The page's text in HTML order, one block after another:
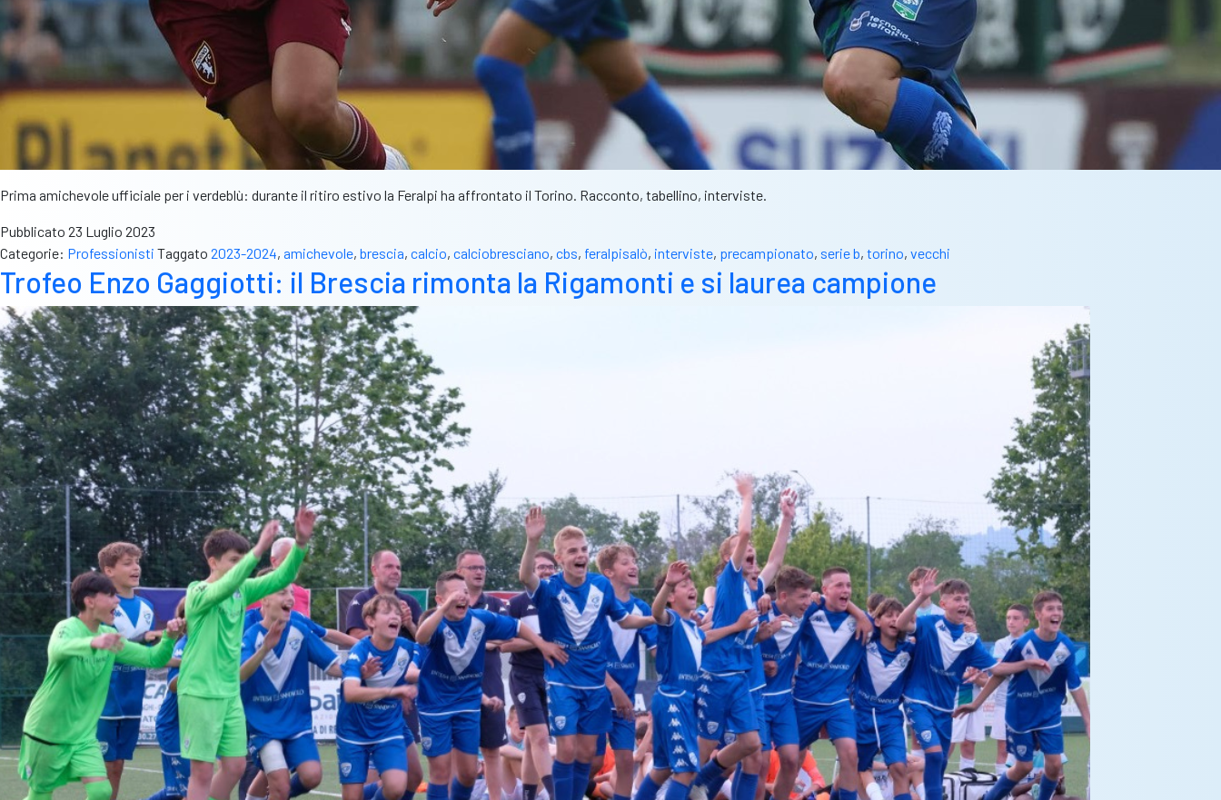
Prima amichevole ufficiale per i verdeblù: durante il ritiro estivo la Feralpi ha affrontato il Torino. Racconto, tabellino, interviste.
Pubblicato 23 Luglio 2023
Categorie: Professionisti Taggato 2023-2024, amichevole, brescia, calcio, calciobresciano, cbs, feralpisalò, interviste, precampionato, serie b, torino, vecchi
Trofeo Enzo Gaggiotti: il Brescia rimonta la Rigamonti e si laurea campione